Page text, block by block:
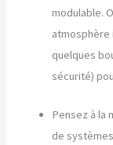
modulable.
atmosphère
quelques
sécurité)
Pensez à la
de